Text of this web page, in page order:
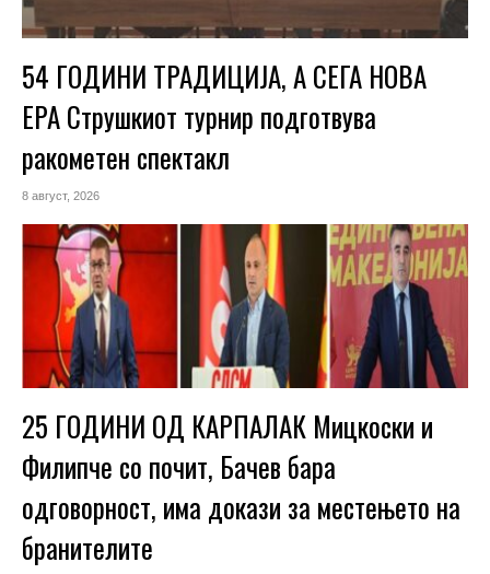
54 ГОДИНИ ТРАДИЦИЈА, А СЕГА НОВА
ЕРА Струшкиот турнир подготвува
ракометен спектакл
8 август, 2026
25 ГОДИНИ ОД КАРПАЛАК Мицкоски и
Филипче со почит, Бачев бара
одговорност, има докази за местењето на
бранителите